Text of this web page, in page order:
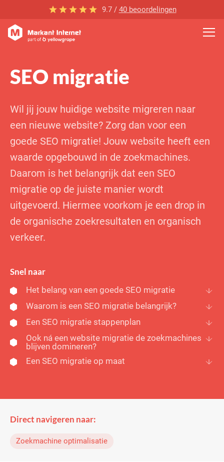
9.7 / 40 beoordelingen
SEO migratie
Wil jij jouw huidige website migreren naar
een nieuwe website? Zorg dan voor een
goede SEO migratie! Jouw website heeft een
waarde opgebouwd in de zoekmachines.
Daarom is het belangrijk dat een SEO
migratie op de juiste manier wordt
uitgevoerd. Hiermee voorkom je een drop in
de organische zoekresultaten en organisch
verkeer.
Snel naar
Het belang van een goede SEO migratie
Waarom is een SEO migratie belangrijk?
Een SEO migratie stappenplan
Ook ná een website migratie de zoekmachines
blijven domineren?
Een SEO migratie op maat
Direct navigeren naar:
Zoekmachine optimalisatie